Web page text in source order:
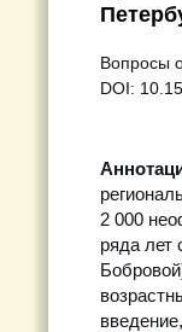
Вопросы
DOI:
2 000
ряда лет